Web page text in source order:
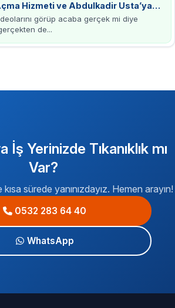
Hizmeti ve Abdulkadir Usta’ya
görüp acaba gerçek mi diye
de...
İş Yerinizde Tıkanıklık mı
Var?
sürede yanınızdayız. Hemen arayın!
0532 283 64 40
WhatsApp